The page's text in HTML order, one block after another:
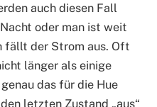
auch diesen Fall
oder man ist weit
fällt der Strom aus. Oft
länger als einige
das für die Hue
letzten Zustand „aus“